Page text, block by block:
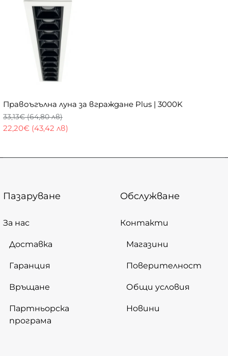
Правоъгълна луна за вграждане Plus | 3000K
22,20€ (43,42 лв)
33,13€ (64,80 лв)
Пазаруване
За нас
Доставка
Гаранция
Връщане
Партньорска
програма
Обслужване
Контакти
Магазини
Поверителност
Общи условия
Новини